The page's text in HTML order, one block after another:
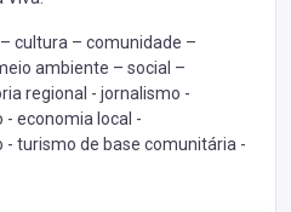
cultura – comunidade –
ambiente – social –
regional - jornalismo -
economia local -
turismo de base comunitária -